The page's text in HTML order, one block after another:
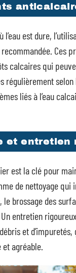
l’eau est dure,
Ces
calcaires qui
régulièrement
liés à l’eau
et entretien
est la clé pour
de nettoyage qui
le brossage des
entretien
et
agréable.